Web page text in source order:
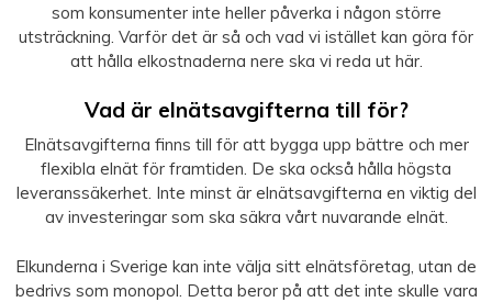
som konsumenter inte heller påverka i någon större
utsträckning. Varför det är så och vad vi istället kan göra för
att hålla elkostnaderna nere ska vi reda ut här.
Vad är elnätsavgifterna till för?
Elnätsavgifterna finns till för att bygga upp bättre och mer
flexibla elnät för framtiden. De ska också hålla högsta
leveranssäkerhet. Inte minst är elnätsavgifterna en viktig del
av investeringar som ska säkra vårt nuvarande elnät.
Elkunderna i Sverige kan inte välja sitt elnätsföretag, utan de
bedrivs som monopol. Detta beror på att det inte skulle vara